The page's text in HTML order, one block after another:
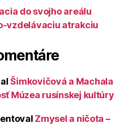
do svojho areálu
vzdelávaciu atrakciu
Šimkovičová a Machala
Múzea rusínskej kultúry
Zmysel a ničota –